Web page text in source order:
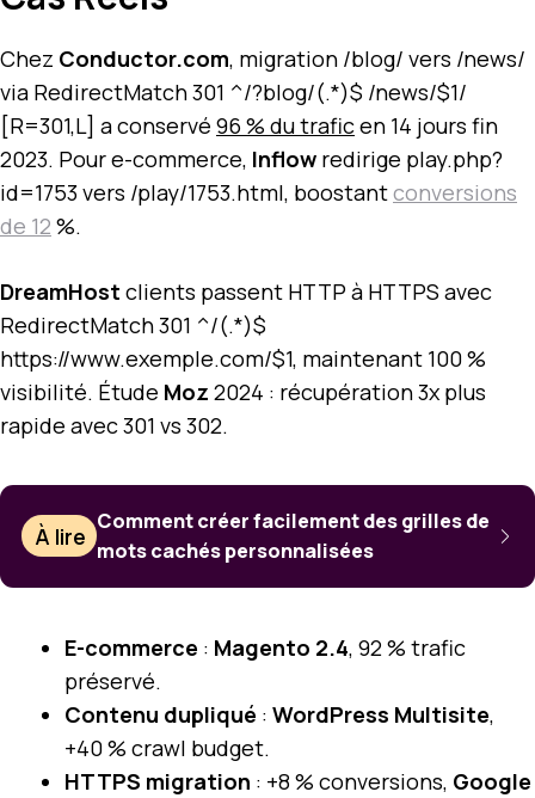
Chez Conductor.com, migration /blog/ vers /news/
via RedirectMatch 301 ^/?blog/(.*)$ /news/$1/
[R=301,L] a conservé 96 % du traficen 14 jours fin
2023. Pour e-commerce, Inflow redirige play.php?
id=1753 vers /play/1753.html, boostantconversions
de 12 %.
DreamHost clients passent HTTP à HTTPS avec
RedirectMatch 301 ^/(.*)$
https://www.exemple.com/$1, maintenant 100 %
visibilité. Étude Moz 2024 : récupération 3x plus
rapide avec 301 vs 302.
À lire
Comment créer facilement des grilles de
mots cachés personnalisées
E-commerce : Magento 2.4, 92 % trafic
préservé.
Contenu dupliqué : WordPress Multisite,
+40 % crawl budget.
HTTPS migration : +8 % conversions, Google